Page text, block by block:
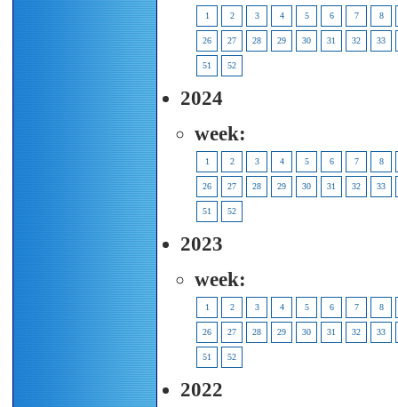
1 2 3 4 5 6 7 8
26 27 28 29 30 31 32 33
51 52
2024
week:
1 2 3 4 5 6 7 8
26 27 28 29 30 31 32 33
51 52
2023
week:
1 2 3 4 5 6 7 8
26 27 28 29 30 31 32 33
51 52
2022